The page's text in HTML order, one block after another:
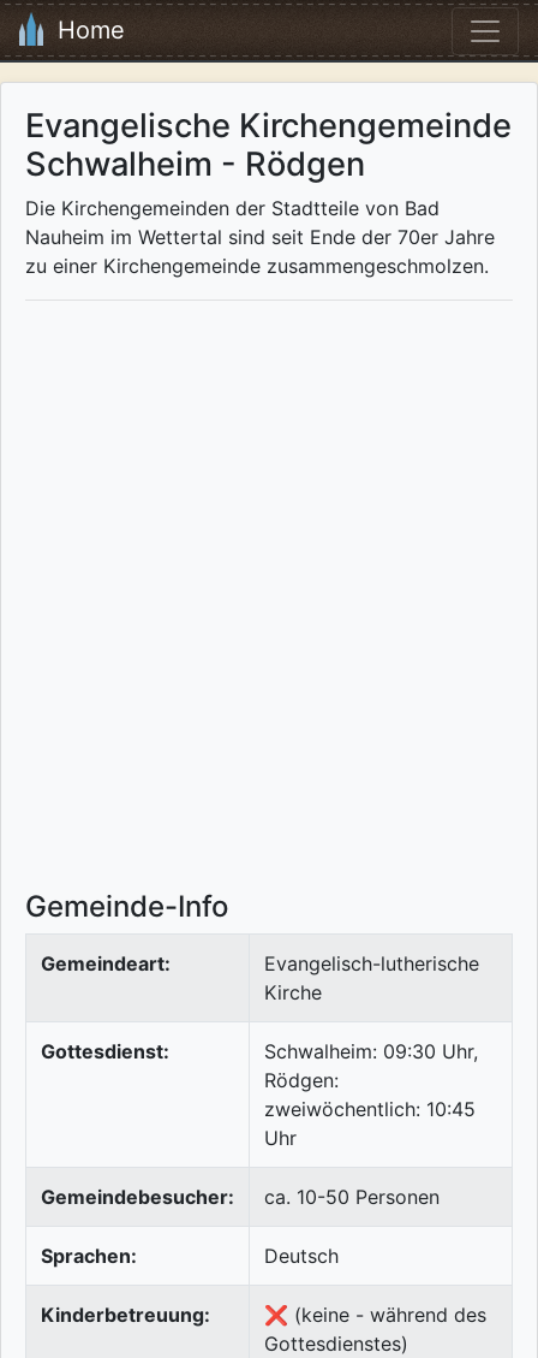
Home
Evangelische Kirchengemeinde
Schwalheim - Rödgen
Die Kirchengemeinden der Stadtteile von Bad
Nauheim im Wettertal sind seit Ende der 70er Jahre
zu einer Kirchengemeinde zusammengeschmolzen.
Gemeinde-Info
Gemeindeart:
Evangelisch-lutherische
Kirche
Gottesdienst:
Schwalheim: 09:30 Uhr,
Rödgen:
zweiwöchentlich: 10:45
Uhr
Gemeindebesucher: ca. 10-50 Personen
Sprachen: Deutsch
Kinderbetreuung:
❌ (keine - während des
Gottesdienstes)